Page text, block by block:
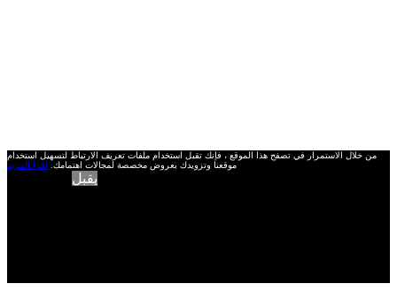
من خلال الاستمرار في تصفح هذا الموقع ، فإنك تقبل استخدام ملفات تعريف الارتباط لتسهيل استخدام
موقعنا وتزويدك بعروض مخصصة لمجالات اهتمامك. اقرأ المزيد
يقبل